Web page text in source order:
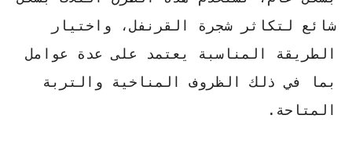
شائع لتكاثر شجرة القرنفل، واختيار
الطريقة المناسبة يعتمد على عدة عوامل
بما في ذلك الظروف المناخية والتربة
المتاحة.